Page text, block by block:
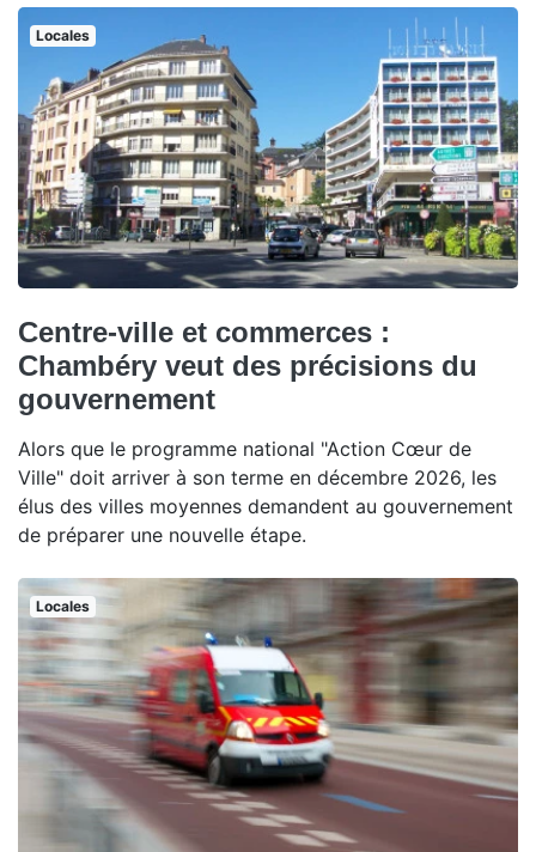
Locales
Centre-ville et commerces :
Chambéry veut des précisions du
gouvernement
Alors que le programme national "Action Cœur de
Ville" doit arriver à son terme en décembre 2026, les
élus des villes moyennes demandent au gouvernement
de préparer une nouvelle étape.
Locales